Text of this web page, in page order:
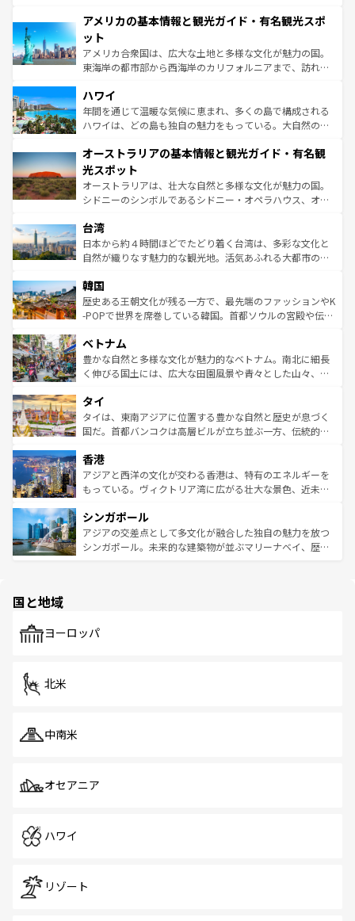
ンツ一覧を参照してほしい。
の建物がそのまま残る町や、スイスならではのユニークな
博物館もあり、アルプス観光だけでなく町歩きも満喫する
ことができる。国民の所得が高いため物価も高いが、旅行
者向けの交通パス提供のサービスもあり、うまく活用すれ
着のスイス情報は
アメリカの基本情報と観光ガイド・有名観光スポ
ット
アメリカ合衆国は、広大な土地と多様な文化が魅力の国。
東海岸の都市部から西海岸のカリフォルニアまで、訪れる
のような巨大都市は、観光、ショッピング、エンターテイ
ンメントが詰まった刺激的なスポットだ。一方、アメリカ
西部には大自然が広がり、グランドキャニオンやイエロー
部のニューオーリンズでは、音楽と美食が融合した独特の
文化が魅力。旅行者はアメリカの各地域で異なる魅力を楽
しみながら、その多様性と豊かな歴史を感じることができ
るだろう。車でのロードトリップや列車の旅も、アメリカ
情報は
ハワイ
年間を通じて温暖な気候に恵まれ、多くの島で構成される
ハワイは、どの島も独自の魅力をもっている。大自然の神
ワイ島は見逃せない。また、定番の観光地といえばオアフ
島だが、静かな自然を求めるならマウイ島やカウアイ島が
おすすめ。エメラルドグリーンに輝く海をはじめ、豊かな
文化や歴史が息づいている。「アロハスピリット」と呼ば
人々、おいしいローカルフードやハワイアンミュージッ
ク、伝統的なフラダンスなど、すべてがハワイの魅力を彩
っている。訪れるたびに新しい発見と感動が待っているハ
はコンテンツ一覧
オーストラリアの基本情報と観光ガイド・有名観
光スポット
オーストラリアは、壮大な自然と多様な文化が魅力の国。
シドニーのシンボルであるシドニー・オペラハウス、オー
リアリーフや大陸中央部にそびえるウルル（エアーズロッ
ク）、タスマニアの美しい原生林やケアンズの熱帯雨林な
ど、見どころがたくさん。また、カフェやワイン、オージ
いる。アクティビティも充実しており、サーフィンやダイ
ビング、ハイキングなど、アウトドア好きにはたまらな
い。オーストラリアの多彩な魅力を存分に味わいつくそ
参照してほしい。
台湾
日本から約４時間ほどでたどり着く台湾は、多彩な文化と
自然が織りなす魅力的な観光地。活気あふれる大都市の台
ン）、静ひつな山岳地帯である台湾東部など、都市の喧騒
と山間の静けさが共存しており、訪れる人に新しい発見と
驚きをもたらしてくれる。また、奥深い台湾の食文化も魅
容にもいいと評判のスイーツなど、バラエティ豊かな料理
が味わえる。 なお、新着の台湾情報は コンテンツ一覧を参
照してほしい。
韓国
歴史ある王朝文化が残る一方で、最先端のファッションやK
-POPで世界を席巻している韓国。首都ソウルの宮殿や伝統
き、地方に足を延ばせば四季折々の自然美を楽しむことが
できる。そして、キムチや焼肉、絶品のストリートフード
まで、さまざまな韓国料理が待っている。夜には、韓国な
リティに包まれながら、韓国の多彩な魅力を心ゆくまで味
わってみてほしい。 なお、新着の韓国情報はコンテンツ一
覧を参照してほしい。
ベトナム
豊かな自然と多様な文化が魅力的なベトナム。南北に細長
く伸びる国土には、広大な田園風景や青々とした山々、世
急速な発展と共に伝統が息づく。ハノイの古い町並みやホ
ーチミン市のフランス統治時代の建物も、独特の雰囲気を
醸し出している。また、バラエティの豊かさとおいしさで
とつ。フォーやバインミー、ベトナムコーヒーなどは、ぜ
ひ現地で味わいたい。どの地域を訪れてもあたたかい人々
が旅行者を迎えてくれるので、きっと忘れられない旅にな
参照してほしい。
タイ
タイは、東南アジアに位置する豊かな自然と歴史が息づく
国だ。首都バンコクは高層ビルが立ち並ぶ一方、伝統的な
の活気が交差している。北部ではチェンマイなどの山岳地
帯で自然と触れ合い、南部ではプーケットやクラビの美し
いビーチでリゾート気分を楽しむことができる。タイ料理
激する。気候は一年中温暖で、どの季節にも異なる楽しみ
が待っている。親しみやすいタイの人々、仏教を中心とし
た文化、そして多様な観光資源が、訪れる旅人を魅了し続
香港
アジアと西洋の文化が交わる香港は、特有のエネルギーを
もっている。ヴィクトリア湾に広がる壮大な景色、近未来
み、どこを訪れても感動するはず。観光スポットが密集し
ており、効率よく見どころを回れるのも魅力。息をのむよ
うな絶景から文化的な体験まで、香港を存分に楽しみ尽く
シンガポール
アジアの交差点として多文化が融合した独自の魅力を放つ
シンガポール。未来的な建築物が並ぶマリーナベイ、歴史
で、ホーカーズは地元の風情を楽しめる外せないスポット
国と地域
ヨーロッパ
北米
中南米
オセアニア
ハワイ
リゾート